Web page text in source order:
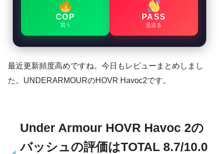
COP
買う
PASS
見送る
最近更新頻度高めですね。今日もレビューまとめしまし
た。UNDERARMOURのHOVR Havoc2です。
Under Armour HOVR Havoc 2の
バッシュの評価はTOTAL 8.7/10.0